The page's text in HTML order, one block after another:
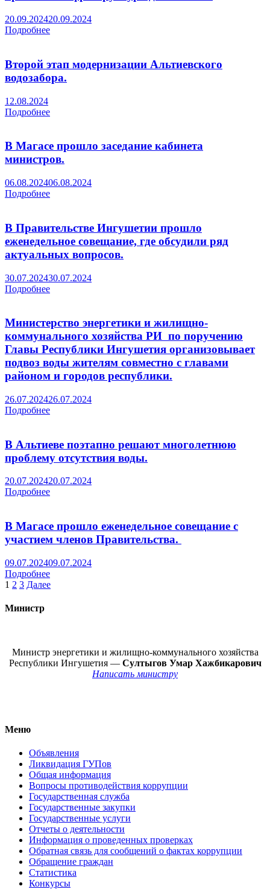
20.09.202420.09.2024
Подробнее
Второй этап модернизации Альтиевского
водозабора.
12.08.2024
Подробнее
В Магасе прошло заседание кабинета
министров.
06.08.202406.08.2024
Подробнее
В Правительстве Ингушетии прошло
еженедельное совещание, где обсудили ряд
актуальных вопросов.
30.07.202430.07.2024
Подробнее
Министерство энергетики и жилищно-
коммунального хозяйства РИ по поручению
Главы Республики Ингушетия организовывает
подвоз воды жителям совместно с главами
районом и городов республики.
26.07.202426.07.2024
Подробнее
В Альтиеве поэтапно решают многолетнюю
проблему отсутствия воды.
20.07.202420.07.2024
Подробнее
В Магасе прошло еженедельное совещание с
участием членов Правительства.
09.07.202409.07.2024
Подробнее
Пагинация
записей
1 2 3 Далее
Министр
Министр энергетики и жилищно-коммунального хозяйства
Республики Ингушетия — Султыгов Умар Хажбикарович
Написать министру
Меню
Объявления
Ликвидация ГУПов
Общая информация
Вопросы противодействия коррупции
Государственная служба
Государственные закупки
Государственные услуги
Отчеты о деятельности
Информация о проведенных проверках
Обратная связь для сообщений о фактах коррупции
Обращение граждан
Статистика
Конкурсы